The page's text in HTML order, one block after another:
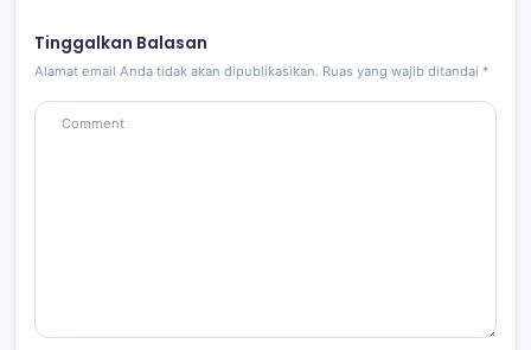
Tinggalkan Balasan
Alamat email Anda tidak akan dipublikasikan. Ruas yang wajib ditandai *